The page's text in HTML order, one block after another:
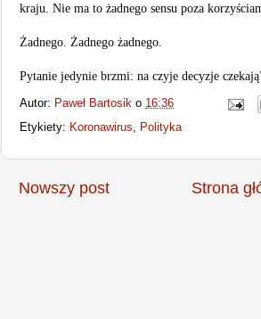
kraju. Nie ma to żadnego sensu poza
Żadnego. Żadnego żadnego.
Pytanie jedynie brzmi: na czyje decyzje
Autor: Paweł Bartosik o 16:36
Etykiety: Koronawirus, Polityka
Nowszy post Strona